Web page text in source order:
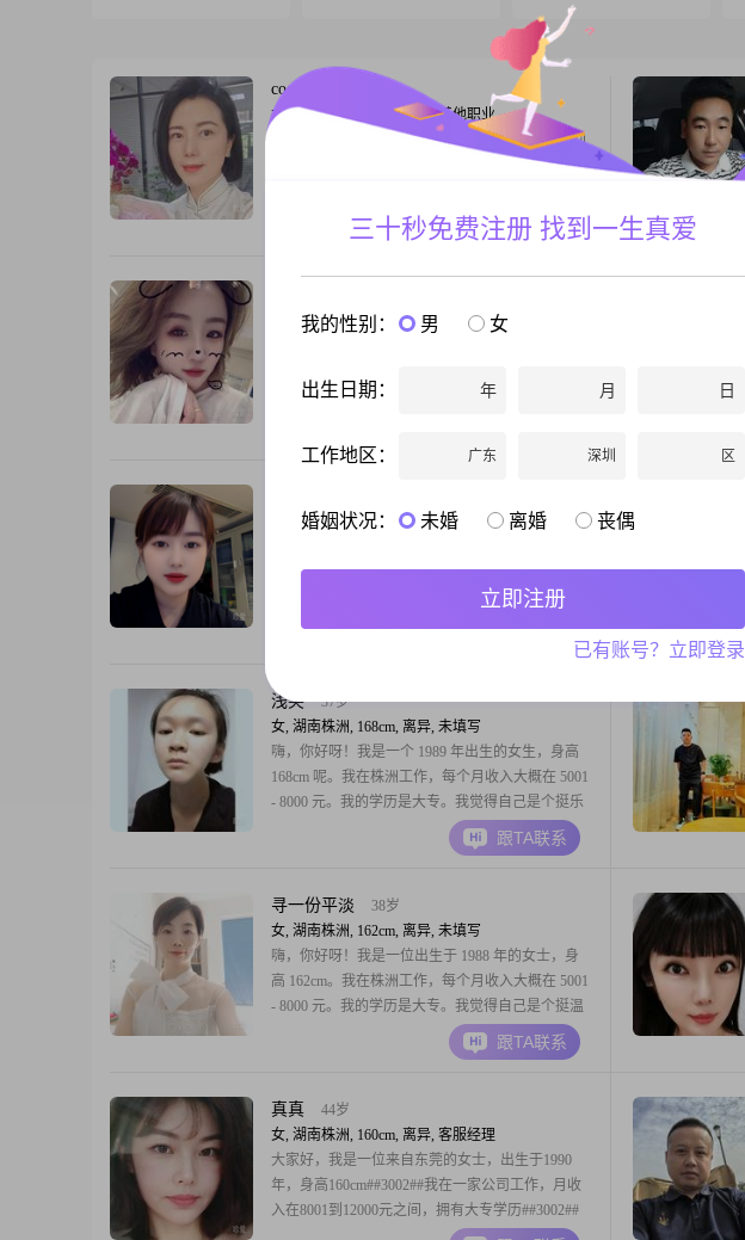
coco
女, 湖南株洲, 163cm, 离异, 其他职业
平台上别有用心的坏人太多，我难分辨基本不会回
复，如果有跟我一样是认真来找对象的且互相匹配
认真确认回复的，谢谢！我是1984年出生的女士，
身高163cm##3002##学历大学本科##3002##10年多
跟TA联系
女, 湖南株洲, 160cm, 离异, 未填写
前的月收入在12001到20000元之间##3002##关于我
##3001##善解人意的人##3002##在待人接物上，我
比较真诚可靠，觉得人与人之间相处，真诚沟通和
女, 湖南株洲, 155cm, 离异, 人事经理
155cm##3002##我的学历是大学本科，现在在株洲
工作，月收入在5001到8000元之间##3002##我是一
个热爱生活的人，富有同理心，性格乐观积极
##3002##在感情和生活里，我比较追求简单幸福，
我也很注重生活
跟TA联系
浅笑
37岁
女, 湖南株洲, 168cm, 离异, 未填写
嗨，你好呀！我是一个 1989 年出生的女生，身高
168cm 呢。我在株洲工作，每个月收入大概在 5001
- 8000 元。我的学历是大专。我觉得自己是个挺乐
观积极的人，不管遇到啥困难，都能尽量往好的方
面想。而且我很真诚可靠，与人相处都是实实在在
欢去发现生活中的美好。平时
跟TA联系
寻一份平淡
38岁
女, 湖南株洲, 162cm, 离异, 未填写
嗨，你好呀！我是一位出生于 1988 年的女士，身
高 162cm。我在株洲工作，每个月收入大概在 5001
- 8000 元。我的学历是大专。我觉得自己是个挺温
柔体贴的人，也很善解人意。平时我性格开朗，特
别爱笑，遇到事情不会轻易发脾气。我这人比较细
随和的，跟谁都能相处得不错，
跟TA联系
真真
44岁
女, 湖南株洲, 160cm, 离异, 客服经理
大家好，我是一位来自东莞的女士，出生于1990
年，身高160cm##3002##我在一家公司工作，月收
入在8001到12000元之间，拥有大专学历##3002##
我性格温柔体贴，善解人意，总是愿意倾听他人的
三十秒免费注册 找到一生真爱
我的性别： 男 女
出生日期： 年 月 日
工作地区： 广东 深圳 区
婚姻状况： 未婚 离婚 丧偶
立即注册
已有账号？立即登录